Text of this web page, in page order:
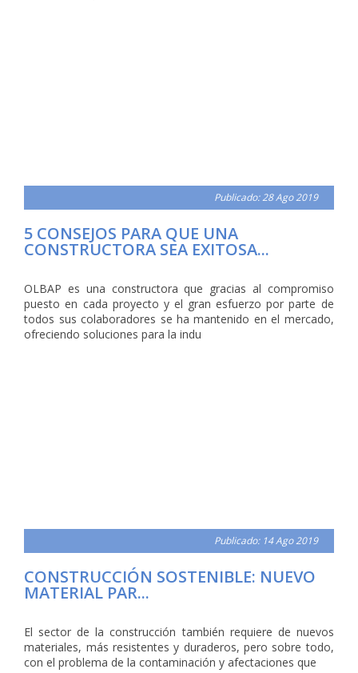
Publicado: 28 Ago 2019
5 CONSEJOS PARA QUE UNA
CONSTRUCTORA SEA EXITOSA...
OLBAP es una constructora que gracias al compromiso
puesto en cada proyecto y el gran esfuerzo por parte de
todos sus colaboradores se ha mantenido en el mercado,
ofreciendo soluciones para la indu
Publicado: 14 Ago 2019
CONSTRUCCIÓN SOSTENIBLE: NUEVO
MATERIAL PAR...
El sector de la construcción también requiere de nuevos
materiales, más resistentes y duraderos, pero sobre todo,
con el problema de la contaminación y afectaciones que